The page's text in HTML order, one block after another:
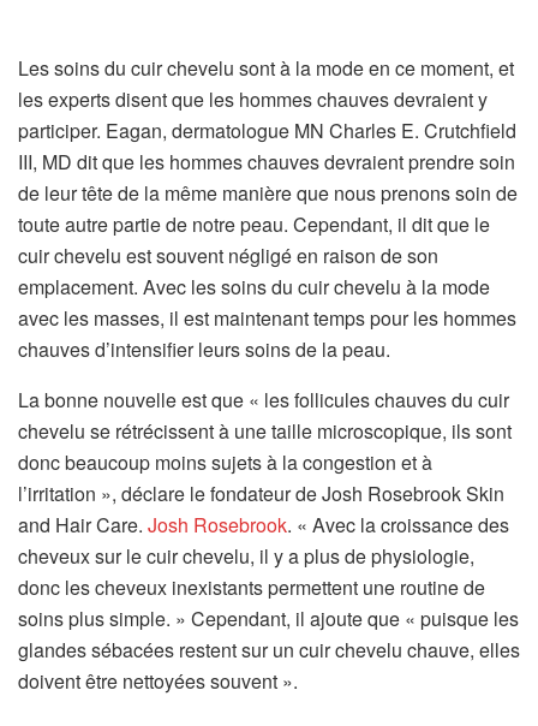
Les soins du cuir chevelu sont à la mode en ce moment, et
les experts disent que les hommes chauves devraient y
participer. Eagan, dermatologue MN Charles E. Crutchfield
III, MD dit que les hommes chauves devraient prendre soin
de leur tête de la même manière que nous prenons soin de
toute autre partie de notre peau. Cependant, il dit que le
cuir chevelu est souvent négligé en raison de son
emplacement. Avec les soins du cuir chevelu à la mode
avec les masses, il est maintenant temps pour les hommes
chauves d’intensifier leurs soins de la peau.
La bonne nouvelle est que « les follicules chauves du cuir
chevelu se rétrécissent à une taille microscopique, ils sont
donc beaucoup moins sujets à la congestion et à
l’irritation », déclare le fondateur de Josh Rosebrook Skin
and Hair Care. Josh Rosebrook. « Avec la croissance des
cheveux sur le cuir chevelu, il y a plus de physiologie,
donc les cheveux inexistants permettent une routine de
soins plus simple. » Cependant, il ajoute que « puisque les
glandes sébacées restent sur un cuir chevelu chauve, elles
doivent être nettoyées souvent ».